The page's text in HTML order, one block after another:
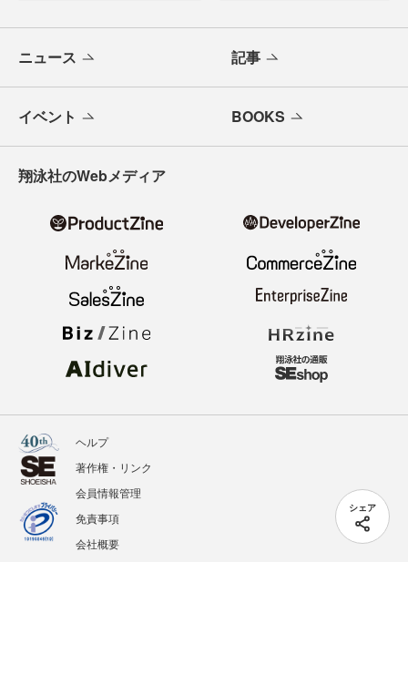
シェア
ニュース 記事
イベント BOOKS
翔泳社のWebメディア
ヘルプ
著作権・リンク
会員情報管理
免責事項
会社概要